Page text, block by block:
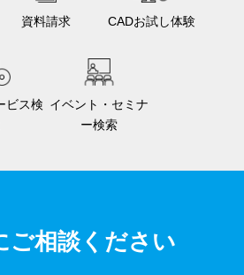
資料請求 CADお試し体験
ビス検 イベント・セミナ
ー検索
ご相談ください